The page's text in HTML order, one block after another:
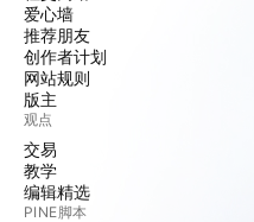
爱心墙
推荐朋友
创作者计划
网站规则
版主
观点
交易
教学
编辑精选
PINE脚本